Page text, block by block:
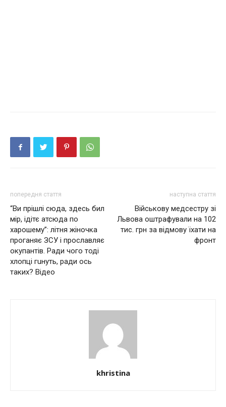
попередня стаття
“Ви прішлі сюда, здесь бил
мір, ідітє атсюда по
харошему”: літня жіночка
проганяє ЗСУ і прославляє
окупантів. Ради чого тоді
хлопці гuнуть, ради ось
таких? Відео
наступна стаття
Військову медсестру зі
Львова оштрафували на 102
тис. грн за відмову їхати на
фронт
khristina